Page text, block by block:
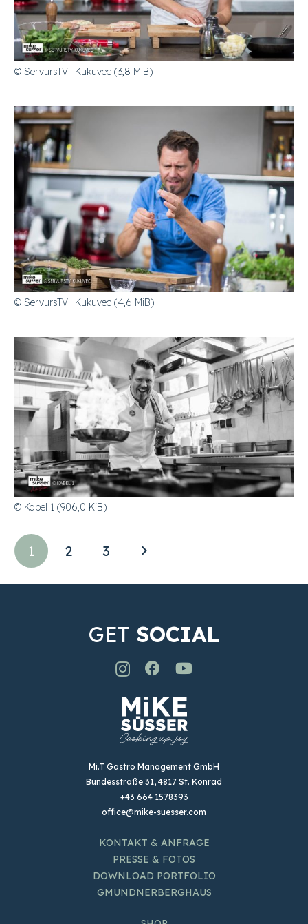
© ServursTV_Kukuvec (3,8 MiB)
© ServursTV_Kukuvec (4,6 MiB)
© Kabel 1 (906,0 KiB)
1 2 3
GET SOCIAL
Mi.T Gastro Management GmbH
Bundesstraße 31, 4817 St. Konrad
+43 664 1578393
office@mike-suesser.com
KONTAKT & ANFRAGE
PRESSE & FOTOS
DOWNLOAD PORTFOLIO
GMUNDNERBERGHAUS